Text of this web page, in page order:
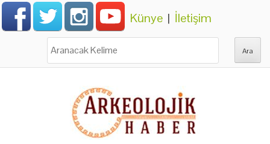
Künye | İletişim